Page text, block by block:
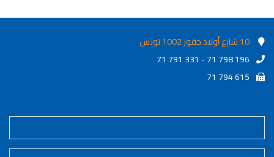
10 شارع أولاد حفوز 1002 تونس
71 791 331 - 71 798 196
71 794 615